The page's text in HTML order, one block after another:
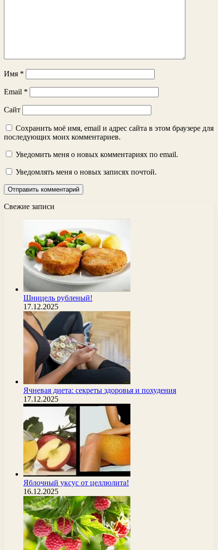
Имя *
Email *
Сайт
Сохранить моё имя, email и адрес сайта в этом браузере для
последующих моих комментариев.
Уведомить меня о новых комментариях по email.
Уведомлять меня о новых записях почтой.
Свежие записи
Шницель рубленый!
17.12.2025
Ячневая диета: секреты здоровья и похудения
17.12.2025
Яблочный уксус от целлюлита!
16.12.2025